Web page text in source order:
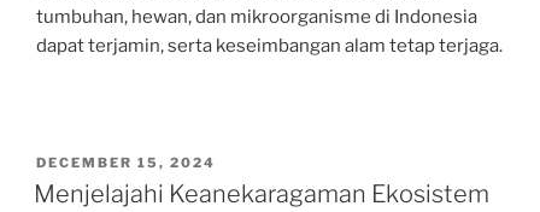
tumbuhan, hewan, dan mikroorganisme di Indonesia
dapat terjamin, serta keseimbangan alam tetap terjaga.
POSTED
ON
DECEMBER 15, 2024
Menjelajahi Keanekaragaman Ekosistem